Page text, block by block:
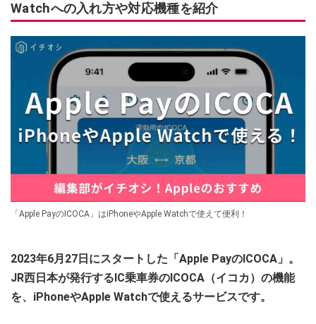
Watchへの入れ方や対応機種を紹介
「Apple PayのICOCA」はiPhoneやApple Watchで使えて便利！
2023年6月27日にスタートした「Apple PayのICOCA」。
JR西日本が発行するIC乗車券のICOCA（イコカ）の機能
を、iPhoneやApple Watchで使えるサービスです。